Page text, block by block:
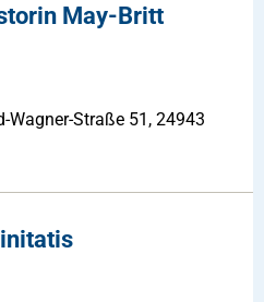
May-Britt
Wagner-Straße 51, 24943